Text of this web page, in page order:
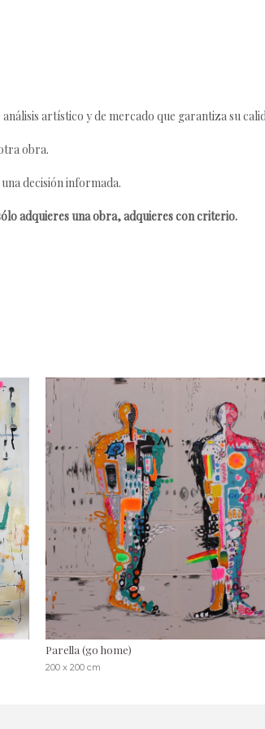
artístico y de mercado que garantiza su
obra.
decisión informada.
adquieres una obra, adquieres con criterio.
Parella (go home)
200 x 200 cm